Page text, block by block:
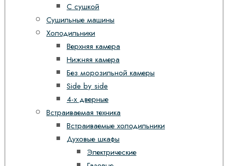
С сушкой
Сушильные машины
Холодильники
Верхняя камера
Нижняя камера
Без морозильной камеры
Side by side
4-х дверные
Встраиваемая техника
Встраиваемые холодильники
Духовые шкафы
Электрические